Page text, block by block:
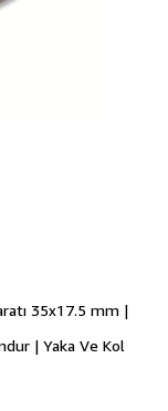
35x17.5 mm |
| Yaka Ve Kol